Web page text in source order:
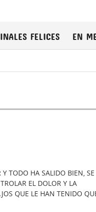
FELICES EN
TODO HA SALIDO BIEN, SE
EL DOLOR Y LA
QUE LE HAN TENIDO